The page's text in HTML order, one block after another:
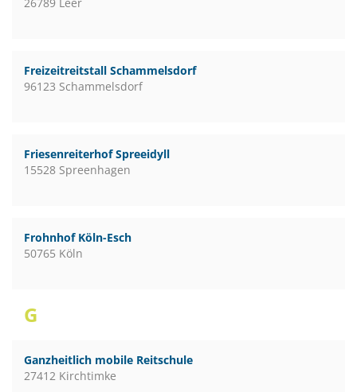
Freizeitreitstall Schammelsdorf
96123 Schammelsdorf
Friesenreiterhof Spreeidyll
15528 Spreenhagen
Frohnhof Köln-Esch
50765 Köln
G
Ganzheitlich mobile Reitschule
27412 Kirchtimke